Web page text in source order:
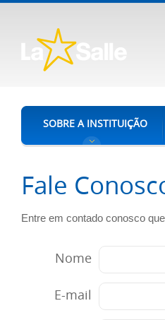
SOBRE A INSTITUIÇÃO
Fale
Entre em contado conosco
Nome
E-mail